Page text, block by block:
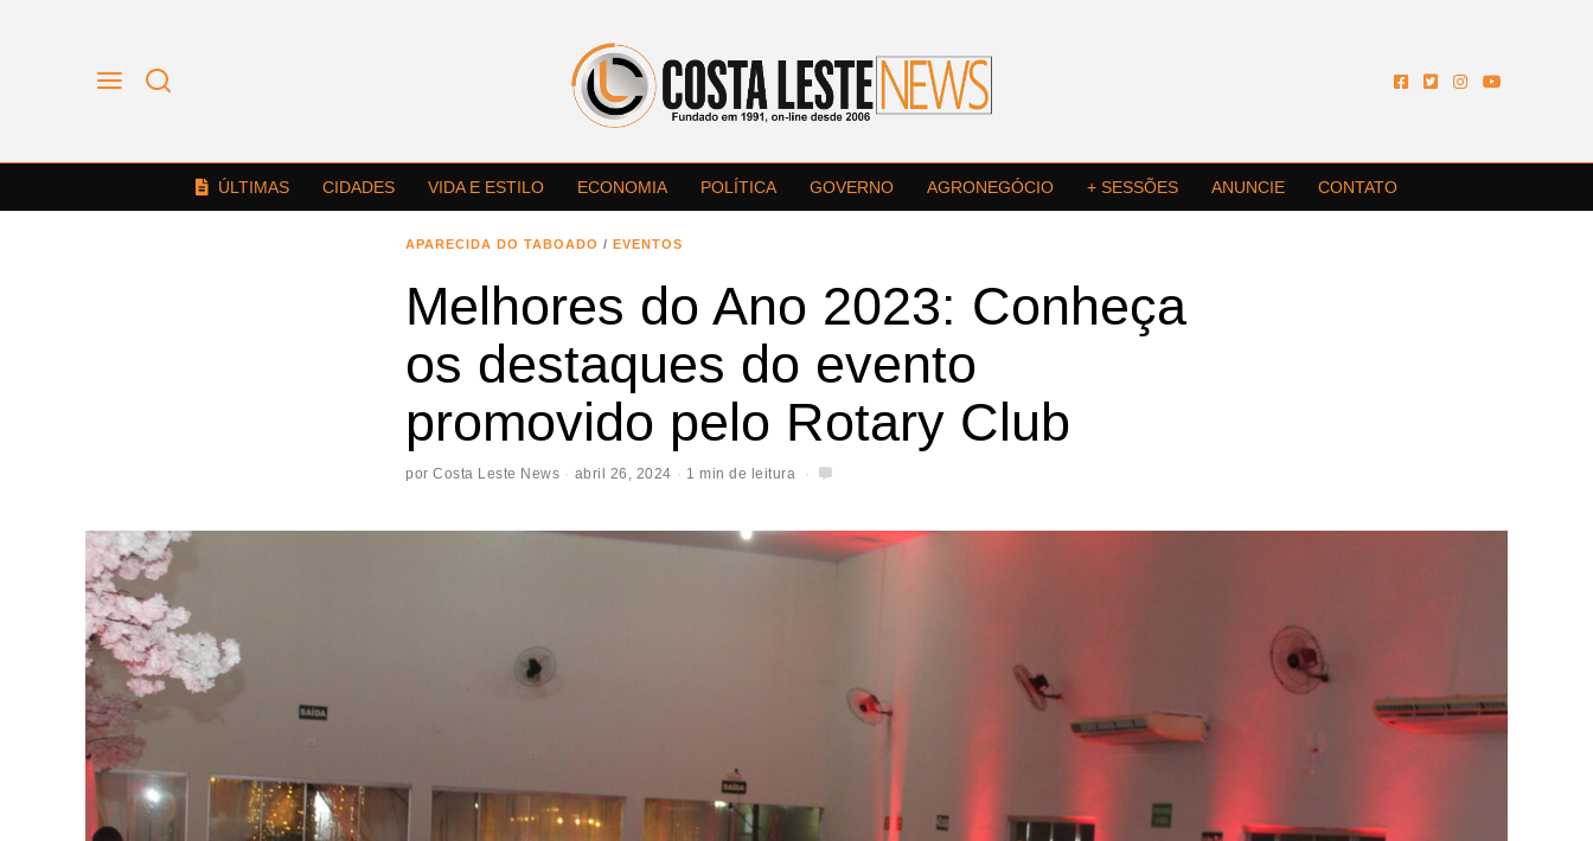
ÚLTIMAS CIDADES VIDA E ESTILO ECONOMIA POLÍTICA GOVERNO AGRONEGÓCIO + SESSÕES ANUNCIE CONTATO
APARECIDA DO TABOADO / EVENTOS
Melhores do Ano 2023: Conheça
os destaques do evento
promovido pelo Rotary Club
por Costa Leste News abril 26, 2024 1 min de leitura